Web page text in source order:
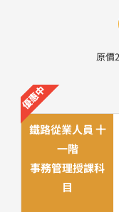
原價
優惠中
鐵路從業人員 十
一階
事務管理授課科
目